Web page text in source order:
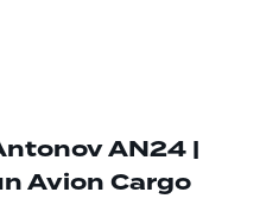
AN24 |
Avion Cargo